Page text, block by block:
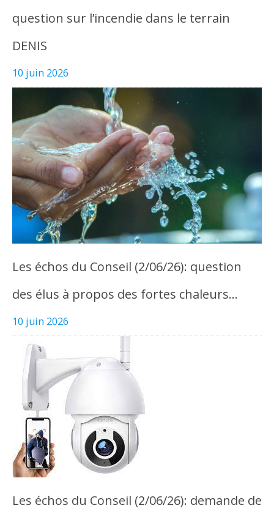
question sur l’incendie dans le terrain
DENIS
10 juin 2026
Les échos du Conseil (2/06/26): question
des élus à propos des fortes chaleurs…
10 juin 2026
Les échos du Conseil (2/06/26): demande de